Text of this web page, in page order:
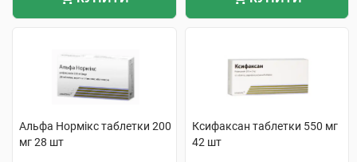
Альфа Нормікс таблетки 200
мг 28 шт
Ксифаксан таблетки 550 мг
42 шт